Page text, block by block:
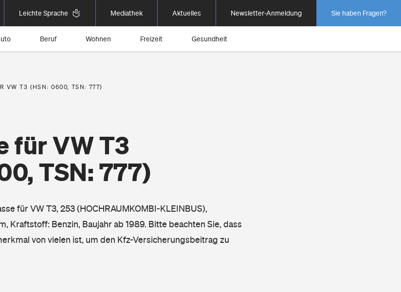
Leichte Sprache Mediathek Aktuelles Newsletter-Anmeldung Sie haben Fragen?
Beruf Wohnen Freizeit Gesundheit
VW T3 (HSN: 0600, TSN: 777)
für VW T3
TSN: 777)
für VW T3, 253 (HOCHRAUMKOMBI-KLEINBUS),
Kraftstoff: Benzin, Baujahr ab 1989. Bitte beachten Sie, dass
von vielen ist, um den Kfz-Versicherungsbeitrag zu